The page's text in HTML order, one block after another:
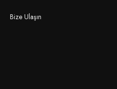
Bize Ulaşın